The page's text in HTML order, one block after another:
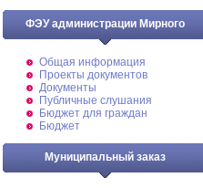
ФЭУ администрации Мирного
Общая информация
Проекты документов
Документы
Публичные слушания
Бюджет для граждан
Бюджет
Муниципальный заказ